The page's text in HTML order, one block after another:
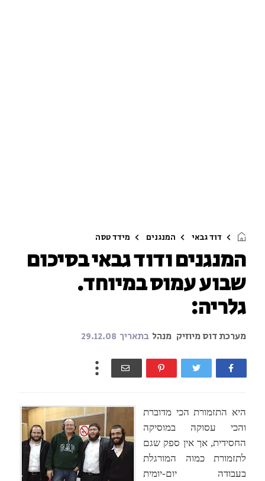
דוד גבאי המנגנים מידד טסה
המנגנים ודוד גבאי בסיכום
שבוע עמוס במיוחד.
גלריה:
מערכת דוס מיוזיק מנהל בתאריך 29.12.08
היא התזמורת הכי מדוברת
והכי עסוקה במוסיקה
החסידית, אך אין ספק שגם
לתזמורת כמוה המורגלת
בעבודה יום-יומית